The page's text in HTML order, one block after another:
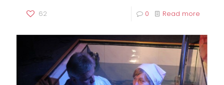
62 0 Read more